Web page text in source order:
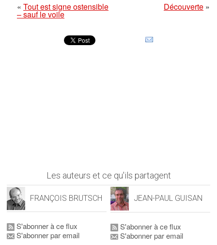
« Tout est signe ostensible
– sauf le voile
Découverte »
Les auteurs et ce qu'ils partagent
FRANÇOIS BRUTSCH
S'abonner à ce flux
S'abonner par email
JEAN-PAUL GUISAN
S'abonner à ce flux
S'abonner par email